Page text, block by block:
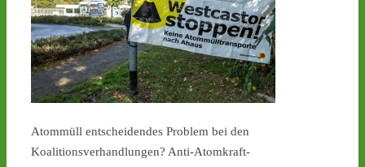
Atommüll entscheidendes Problem bei den
Koalitionsverhandlungen? Anti-Atomkraft-